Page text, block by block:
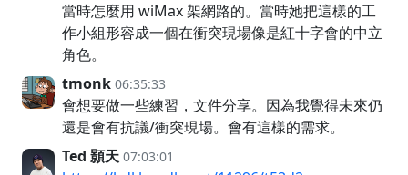
當時怎麼用 wiMax 架網路的。當時她把這樣的工
作小組形容成一個在衝突現場像是紅十字會的中立
角色。
tmonk 06:35:33
會想要做一些練習，文件分享。因為我覺得未來仍
還是會有抗議/衝突現場。會有這樣的需求。
Ted 顥天 07:03:01